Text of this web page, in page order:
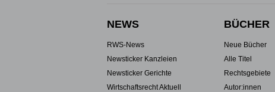
NEWS
RWS-News
Newsticker Kanzleien
Newsticker Gerichte
Wirtschaftsrecht Aktuell
BÜCHER
Neue Bücher
Alle Titel
Rechtsgebiete
Autor:innen